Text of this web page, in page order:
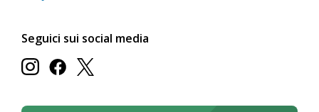
Seguici sui social media